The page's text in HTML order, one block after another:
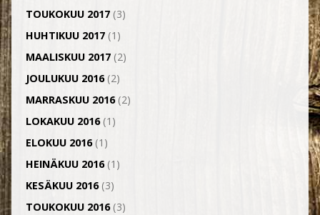
TOUKOKUU 2017(3)
HUHTIKUU 2017(1)
MAALISKUU 2017(2)
JOULUKUU 2016(2)
MARRASKUU 2016(2)
LOKAKUU 2016(1)
ELOKUU 2016(1)
HEINÄKUU 2016(1)
KESÄKUU 2016(3)
TOUKOKUU 2016(3)